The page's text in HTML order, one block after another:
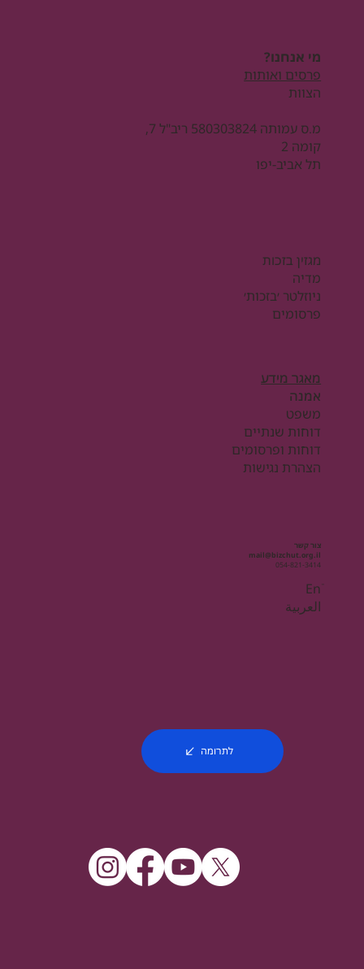
צור קשר
mail@bizchut.org.il
054-821-3414
Enֿ
العربية
מי אנחנו?
פרסים ואותות
הצוות
מ.ס עמותה 580303824 ריב"ל 7,
קומה 2
תל אביב-יפו
מגזין בזכות
מדיה
ניוזלטר ׳בזכות׳
פרסומים
מאגר מידע
אמנה
משפט
דוחות שנתיים
דוחות ופרסומים
הצהרת נגישות
לתרומה